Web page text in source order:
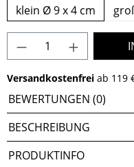
klein Ø 9 x 4 cm
Produkt Anzahl:
Versandkostenfrei ab 119
BEWERTUNGEN (0)
BESCHREIBUNG
PRODUKTINFO